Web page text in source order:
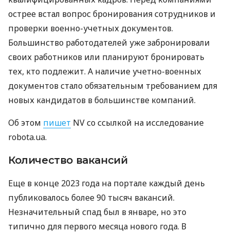
острее встал вопрос бронирования сотрудников и
проверки военно-учетных документов.
Большинство работодателей уже забронировали
своих работников или планируют бронировать
тех, кто подлежит. А наличие учетно-военных
документов стало обязательным требованием для
новых кандидатов в большинстве компаний.
Об этом пишет NV со ссылкой на исследование
robota.ua.
Количество вакансий
Еще в конце 2023 года на портале каждый день
публиковалось более 90 тысяч вакансий.
Незначительный спад был в январе, но это
типично для первого месяца нового года. В